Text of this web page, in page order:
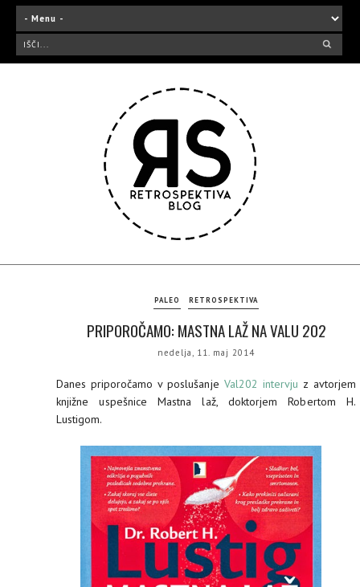
PALEO RETROSPEKTIVA
PRIPOROČAMO: MASTNA LAŽ NA VALU 202
nedelja, 11. maj 2014
Danes priporočamo v poslušanje Val202 intervju z avtorjem
knjižne uspešnice Mastna laž, doktorjem Robertom H.
Lustigom.